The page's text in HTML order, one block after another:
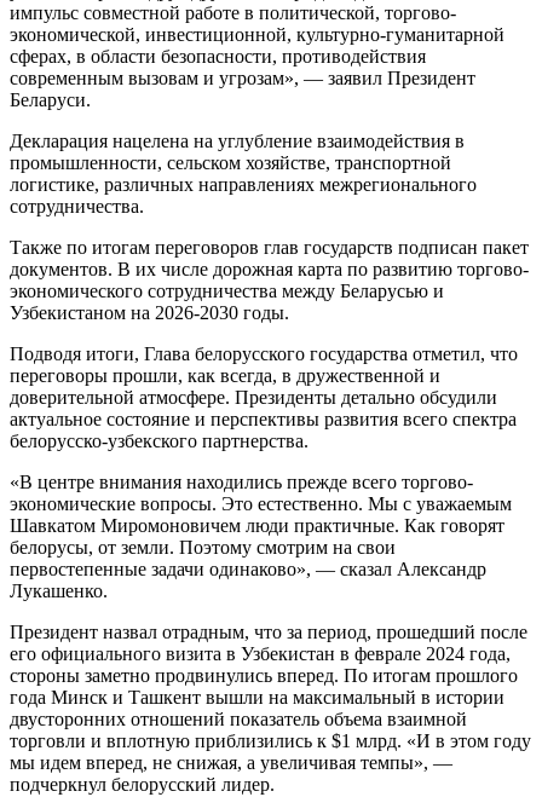
импульс совместной работе в политической, торгово-
экономической, инвестиционной, культурно-гуманитарной
сферах, в области безопасности, противодействия
современным вызовам и угрозам», — заявил Президент
Беларуси.
Декларация нацелена на углубление взаимодействия в
промышленности, сельском хозяйстве, транспортной
логистике, различных направлениях межрегионального
сотрудничества.
Также по итогам переговоров глав государств подписан пакет
документов. В их числе дорожная карта по развитию торгово-
экономического сотрудничества между Беларусью и
Узбекистаном на 2026-2030 годы.
Подводя итоги, Глава белорусского государства отметил, что
переговоры прошли, как всегда, в дружественной и
доверительной атмосфере. Президенты детально обсудили
актуальное состояние и перспективы развития всего спектра
белорусско-узбекского партнерства.
«В центре внимания находились прежде всего торгово-
экономические вопросы. Это естественно. Мы с уважаемым
Шавкатом Миромоновичем люди практичные. Как говорят
белорусы, от земли. Поэтому смотрим на свои
первостепенные задачи одинаково», — сказал Александр
Лукашенко.
Президент назвал отрадным, что за период, прошедший после
его официального визита в Узбекистан в феврале 2024 года,
стороны заметно продвинулись вперед. По итогам прошлого
года Минск и Ташкент вышли на максимальный в истории
двусторонних отношений показатель объема взаимной
торговли и вплотную приблизились к $1 млрд. «И в этом году
мы идем вперед, не снижая, а увеличивая темпы», —
подчеркнул белорусский лидер.